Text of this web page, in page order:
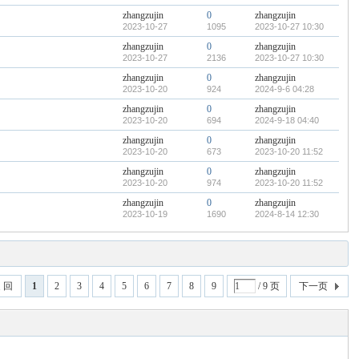
zhangzujin
2023-10-27
0
1095
zhangzujin
2023-10-27 10:30
zhangzujin
2023-10-27
0
2136
zhangzujin
2023-10-27 10:30
zhangzujin
2023-10-20
0
924
zhangzujin
2024-9-6 04:28
zhangzujin
2023-10-20
0
694
zhangzujin
2024-9-18 04:40
zhangzujin
2023-10-20
0
673
zhangzujin
2023-10-20 11:52
zhangzujin
2023-10-20
0
974
zhangzujin
2023-10-20 11:52
zhangzujin
2023-10-19
0
1690
zhangzujin
2024-8-14 12:30
1 2 3 4 5 6 7 8 9 / 9 页 下一页
回